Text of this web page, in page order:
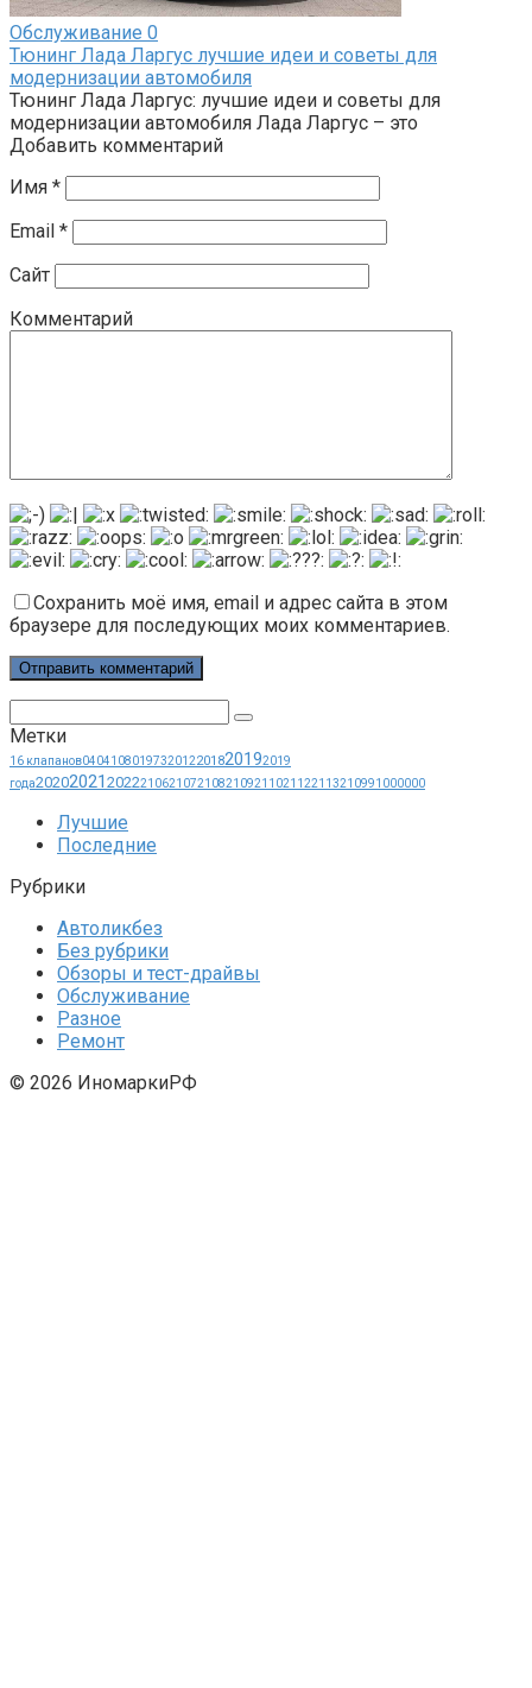
Обслуживание 0
Тюнинг Лада Ларгус лучшие идеи и советы для
модернизации автомобиля
Тюнинг Лада Ларгус: лучшие идеи и советы для
модернизации автомобиля Лада Ларгус – это
Добавить комментарий
Имя *
Email *
Сайт
Комментарий
Сохранить моё имя, email и адрес сайта в этом
браузере для последующих моих комментариев.
Метки
16 клапанов0404108019732012201820192019
года20202021 20222106210721082109211021122113210991000000
Лучшие
Последние
Рубрики
Автоликбез
Без рубрики
Обзоры и тест-драйвы
Обслуживание
Разное
Ремонт
© 2026 ИномаркиРФ